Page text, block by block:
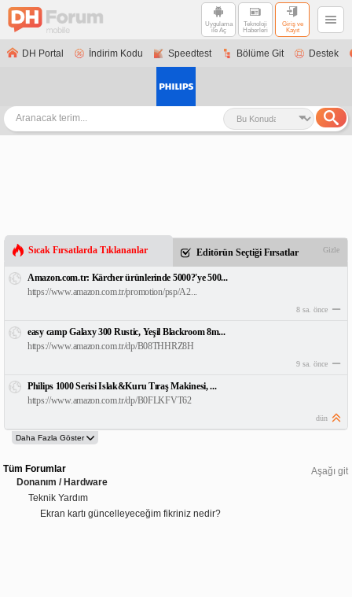
Uygulama
ile Aç
Teknoloji
Haberleri
Giriş ve
Kayıt
DH Portal İndirim Kodu Speedtest Bölüme Git Destek
Sıcak Fırsatlarda Tıklananlar Editörün Seçtiği Fırsatlar Gizle
Amazon.com.tr: Kärcher ürünlerinde 5000?'ye 500...
https://www.amazon.com.tr/promotion/psp/A2...
8 sa. önce
easy camp Galaxy 300 Rustic, Yeşil Blackroom 8m...
https://www.amazon.com.tr/dp/B08THHRZ8H
9 sa. önce
Philips 1000 Serisi Islak&Kuru Tıraş Makinesi, ...
https://www.amazon.com.tr/dp/B0FLKFVT62
dün
Aşağı git
Tüm Forumlar
Donanım / Hardware
Teknik Yardım
Ekran kartı güncelleyeceğim fikriniz nedir?